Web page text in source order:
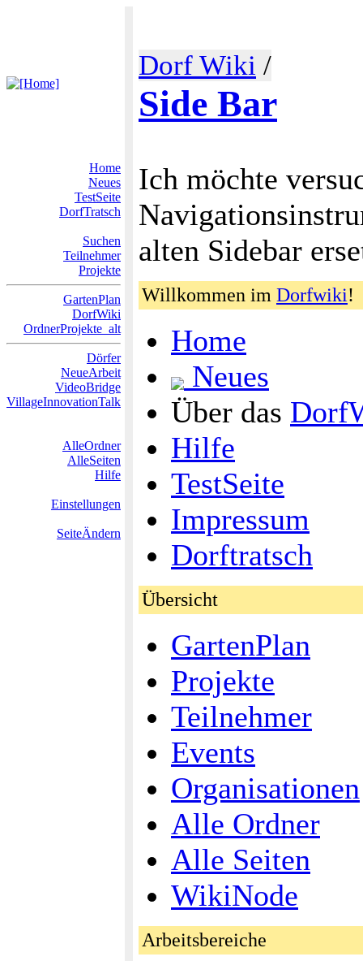
Dorf Wiki /
Side Bar
Home
Neues
TestSeite
DorfTratsch
Suchen
Teilnehmer
Projekte
GartenPlan
DorfWiki
OrdnerProjekte_alt
Dörfer
NeueArbeit
VideoBridge
VillageInnovationTalk
AlleOrdner
AlleSeiten
Hilfe
Einstellungen
SeiteÄndern
Ich möchte
alten Sidebar
Willkommen im Dorfwiki!
Home
Neues
Über das
Hilfe
TestSeite
Impressum
Dorftratsch
Übersicht
GartenPlan
Projekte
Teilnehmer
Events
Organisationen
Alle Ordner
Alle Seiten
WikiNode
Arbeitsbereiche